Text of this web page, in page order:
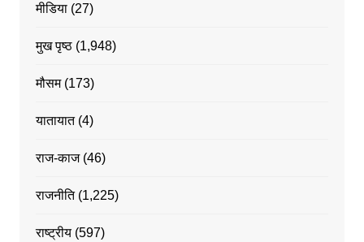
मीडिया(27)
मुख पृष्ठ(1,948)
मौसम(173)
यातायात(4)
राज-काज(46)
राजनीति(1,225)
राष्ट्रीय(597)